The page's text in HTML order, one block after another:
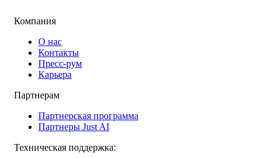
Компания
О нас
Контакты
Пресс-рум
Карьера
Партнерам
Партнерская программа
Партнеры Just AI
Техническая поддержка: